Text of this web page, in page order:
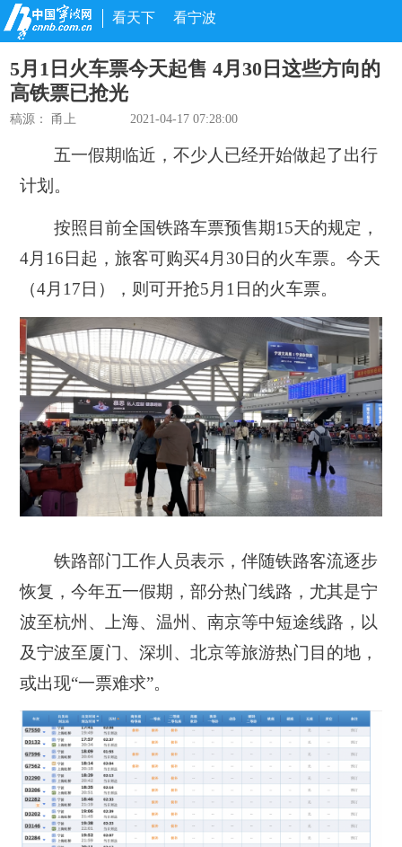
看天下 看宁波
5月1日火车票今天起售 4月30日这些方向的
高铁票已抢光
稿源： 甬上 2021-04-17 07:28:00
五一假期临近，不少人已经开始做起了出行
计划。
按照目前全国铁路车票预售期15天的规定，
4月16日起，旅客可购买4月30日的火车票。今天
（4月17日），则可开抢5月1日的火车票。
铁路部门工作人员表示，伴随铁路客流逐步
恢复，今年五一假期，部分热门线路，尤其是宁
波至杭州、上海、温州、南京等中短途线路，以
及宁波至厦门、深圳、北京等旅游热门目的地，
或出现“一票难求”。